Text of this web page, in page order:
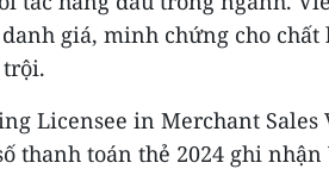
giá, minh chứng cho
Licensee in Merchant Sales
thanh toán thẻ 2024 ghi